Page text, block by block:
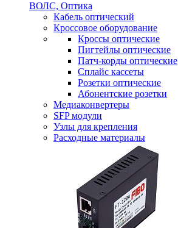
ВОЛС, Оптика
Кабель оптический
Кроссовое оборудование
Кроссы оптические
Пигтейлы оптические
Патч-корды оптические
Сплайс кассеты
Розетки оптические
Абонентские розетки
Медиаконвертеры
SFP модули
Узлы для крепления
Расходные материалы